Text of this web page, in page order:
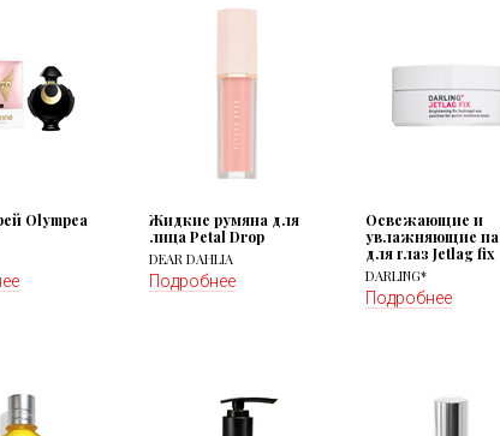
Olympea
Жидкие румяна для
лица Petal Drop
DEAR DAHLIA
Подробнее
Освежающие и
увлажняющие
для глаз Jetlag fix
DARLING*
Подробнее